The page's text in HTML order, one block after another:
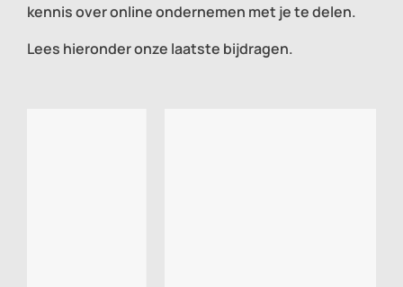
kennis over online ondernemen met je te delen.
Lees hieronder onze laatste bijdragen.